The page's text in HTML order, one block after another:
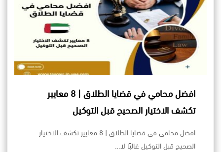
افضل محامي في قضايا الطلاق | 8 معايير
تكشف الاختيار الصحيح قبل التوكيل
افضل محامي في قضايا الطلاق | 8 معايير تكشف الاختيار
الصحيح قبل التوكيل غالبًا لا…